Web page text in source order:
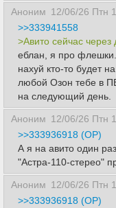
Аноним 12/06/26 Птн
>>333941558
>Авито сейчас через
еблан, я про флешки.
нахуй кто-то будет
любой Озон тебе в
на следующий день.
Аноним 12/06/26 Птн
>>333936918 (OP)
А я на авито один
"Астра-110-стерео"
Аноним 12/06/26 Птн
>>333936918 (OP)